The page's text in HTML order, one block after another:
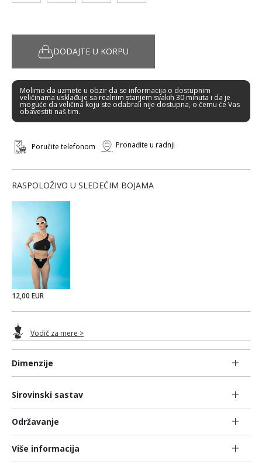
Dimenzije
Sirovinski sastav
Održavanje
Više informacija
DODAJTE U KORPU
Molimo da uzmete u obzir da se informacija o dostupnim
veličinama usklađuje sa realnim stanjem svakih 30 minuta i da je
moguće da veličina koju ste odabrali nije dostupna, o čemu će Vas
obavestiti naš tim.
Poručite telefonom Pronađite u radnji
RASPOLOŽIVO U SLEDEĆIM BOJAMA
12,00 EUR
Vodič za mere >